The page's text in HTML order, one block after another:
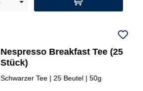
Nespresso Breakfast Tee (25
Stück)
Schwarzer Tee | 25 Beutel | 50g